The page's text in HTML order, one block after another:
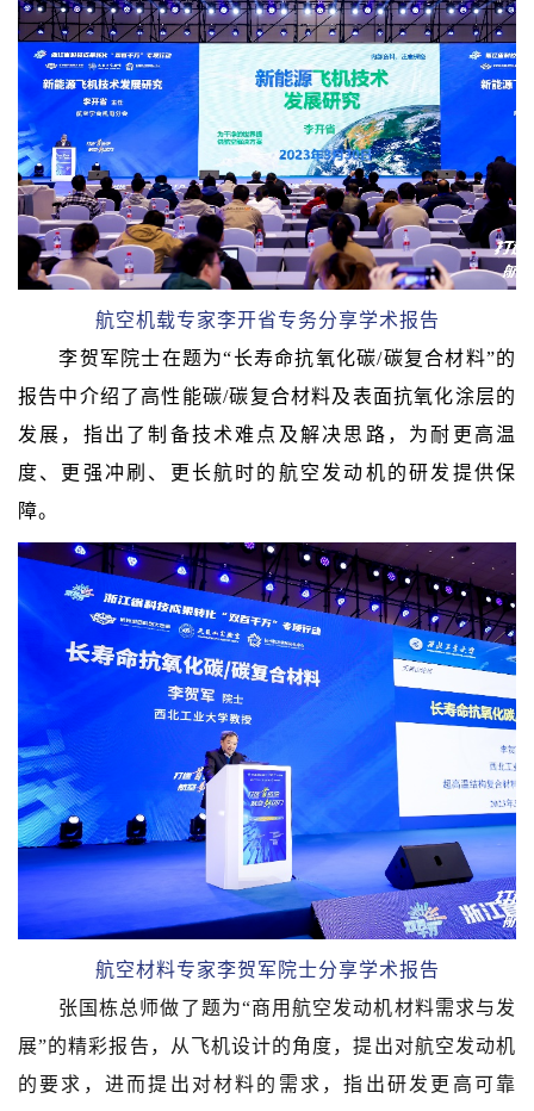
航空机载专家李开省专务分享学术报告
李贺军院士在题为“长寿命抗氧化碳/碳复合材料”的
报告中介绍了高性能碳/碳复合材料及表面抗氧化涂层的
发展，指出了制备技术难点及解决思路，为耐更高温
度、更强冲刷、更长航时的航空发动机的研发提供保
障。
航空材料专家李贺军院士分享学术报告
张国栋总师做了题为“商用航空发动机材料需求与发
展”的精彩报告，从飞机设计的角度，提出对航空发动机
的要求，进而提出对材料的需求，指出研发更高可靠